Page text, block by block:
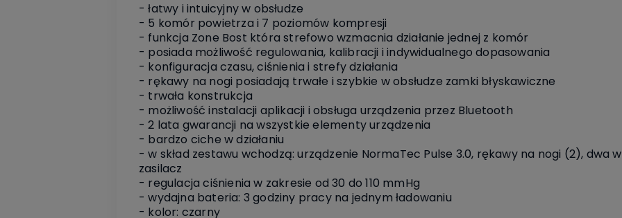
- łatwy i intuicyjny w obsłudze
- 5 komór powietrza i 7 poziomów kompresji
- funkcja Zone Bost która strefowo wzmacnia działanie jednej z komór
- posiada możliwość regulowania, kalibracji i indywidualnego dopasowania
- konfiguracja czasu, ciśnienia i strefy działania
- rękawy na nogi posiadają trwałe i szybkie w obsłudze zamki błyskawiczne
- trwała konstrukcja
- możliwość instalacji aplikacji i obsługa urządzenia przez Bluetooth
- 2 lata gwarancji na wszystkie elementy urządzenia
- bardzo ciche w działaniu
- w skład zestawu wchodzą: urządzenie NormaTec Pulse 3.0, rękawy na nogi (2), dwa
zasilacz
- regulacja ciśnienia w zakresie od 30 do 110 mmHg
- wydajna bateria: 3 godziny pracy na jednym ładowaniu
- kolor: czarny